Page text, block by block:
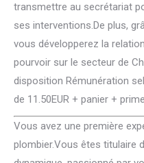
transmettre au secrétariat
ses interventions.De plus,
vous développerez la
pourvoir sur le secteur de
disposition Rémunération
de 11.50EUR + panier +
Vous avez une première
plombier.Vous êtes titulaire